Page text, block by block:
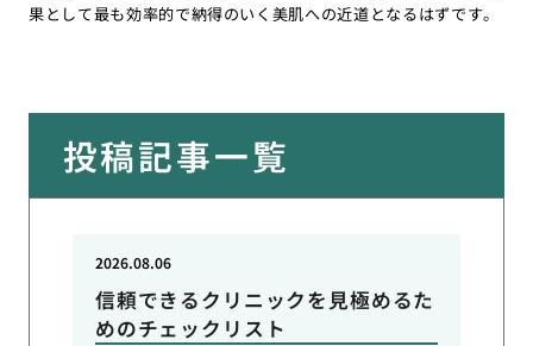
果として最も効率的で納得のいく美肌への近道となるはずです。
投稿記事一覧
信頼できるクリニックを見極めるた
めのチェックリスト
2026.08.06